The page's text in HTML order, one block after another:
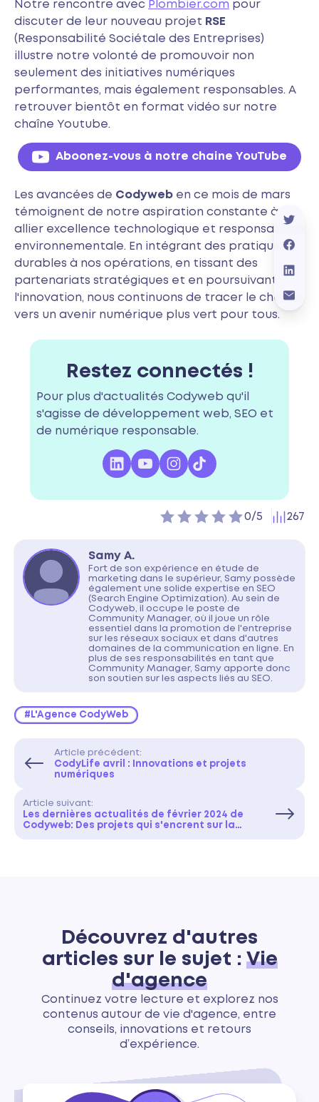
Notre rencontre avec Plombier.com pour
discuter de leur nouveau projet RSE
(Responsabilité Sociétale des Entreprises)
illustre notre volonté de promouvoir non
seulement des initiatives numériques
performantes, mais également responsables. A
retrouver bientôt en format vidéo sur notre
chaîne Youtube.
Aboonez-vous à notre chaine YouTube
Les avancées de Codyweb en ce mois de mars
témoignent de notre aspiration constante à
allier excellence technologique et responsabilité
environnementale. En intégrant des pratiques
durables à nos opérations, en tissant des
partenariats stratégiques et en poursuivant
l'innovation, nous continuons de tracer le chemin
vers un avenir numérique plus vert pour tous.
Restez connectés !
Pour plus d'actualités Codyweb qu'il
s'agisse de développement web, SEO et
de numérique responsable.
0/5
- 0vote(s) 267
Samy A.
Fort de son expérience en étude de
marketing dans le supérieur, Samy possède
également une solide expertise en SEO
(Search Engine Optimization). Au sein de
Codyweb, il occupe le poste de
Community Manager, où il joue un rôle
essentiel dans la promotion de l'entreprise
sur les réseaux sociaux et dans d'autres
domaines de la communication en ligne. En
plus de ses responsabilités en tant que
Community Manager, Samy apporte donc
son soutien sur les aspects liés au SEO.
#L'Agence CodyWeb
Article précédent:
CodyLife avril : Innovations et projets
numériques
Article suivant:
Les dernières actualités de février 2024 de
Codyweb: Des projets qui s'encrent sur la
Découvrez d'autres
articles sur le sujet : Vie
d'agence
Continuez votre lecture et explorez nos
contenus autour de vie d'agence, entre
conseils, innovations et retours
d’expérience.